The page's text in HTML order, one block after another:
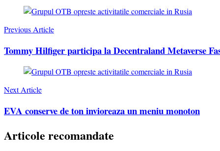
Post
Navigation
Previous Article
Tommy Hilfiger participa la Decentraland Metaverse
Next Article
EVA conserve de ton invioreaza un meniu monoton
Articole recomandate